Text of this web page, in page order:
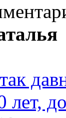
лет,